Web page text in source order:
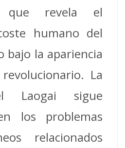
que revela el
humano del
bajo la apariencia
La
Laogai sigue
los problemas
relacionados